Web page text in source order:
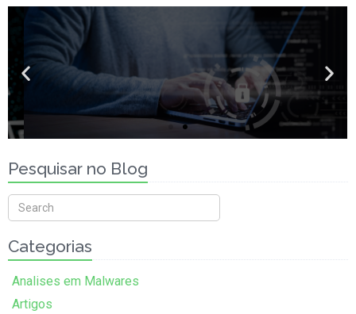
Antecipe falhas de segurança
Teste seus ativos com uma solução altamente confiável.
Clique e saiba mais
Pesquisar no Blog
Categorias
Analises em Malwares
Artigos